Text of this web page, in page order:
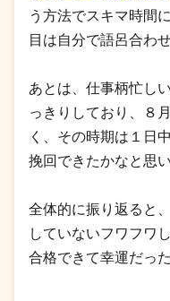
う方法でスキマ時間
目は自分で語呂合わ
あとは、仕事柄忙し
っきりしており、８
く、その時期は１日
挽回できたかなと思い
全体的に振り返ると
していないフワフワ
合格できて幸運だっ